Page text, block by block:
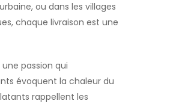
ou dans les villages
chaque livraison est une
passion qui
évoquent la chaleur du
rappellent les